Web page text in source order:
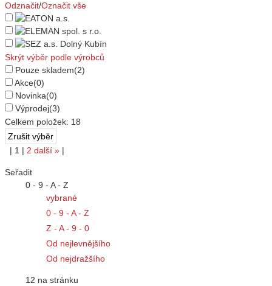
Odznačit/Označit vše
Skrýt výběr podle výrobců
Pouze skladem(2)
Akce(0)
Novinka(0)
Výprodej(3)
Celkem položek: 18
| 1 | 2 další » |
Seřadit
0 - 9 - A - Z
vybrané
0 - 9 - A - Z
Z - A - 9 - 0
Od nejlevnějšího
Od nejdražšího
12 na stránku